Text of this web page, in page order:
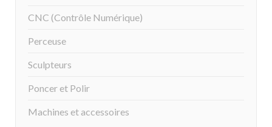
CNC (Contrôle Numérique)
Perceuse
Sculpteurs
Poncer et Polir
Machines et accessoires